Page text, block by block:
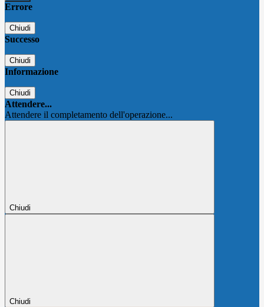
Errore
Chiudi
Successo
Chiudi
Informazione
Chiudi
Attendere...
Attendere il completamento dell'operazione...
Chiudi
Chiudi